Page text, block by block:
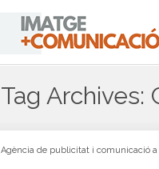
Tag Archives:
Agència de publicitat i comunicació